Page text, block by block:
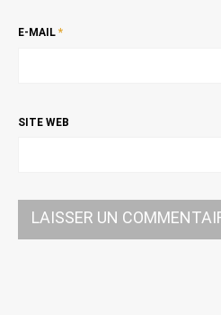
E-MAIL *
SITE WEB